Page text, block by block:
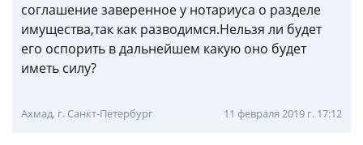
соглашение заверенное у нотариуса о разделе
имущества,так как разводимся.Нельзя ли будет
его оспорить в дальнейшем какую оно будет
иметь силу?
Ахмад, г. Санкт-Петербург 11 февраля 2019 г. 17:12